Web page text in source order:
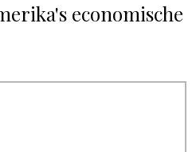
economische